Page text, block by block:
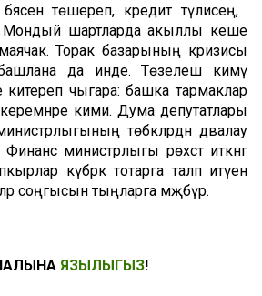
төшереп, кредит түлисең, ә
Мондый шартларда акыллы кеше
Торак базарының кризисы
да инде. Төзелеш кимү
чыгара: башка тармаклар
керемнәре кими. Дума депутатлары
төбәкләрдән дәвалау
министрлыгы рөхсәт иткәнгә
күбрәк тотарга таләп итүен
соңгысын тыңларга мәҗбүр.
ЯЗЫЛЫГЫЗ!